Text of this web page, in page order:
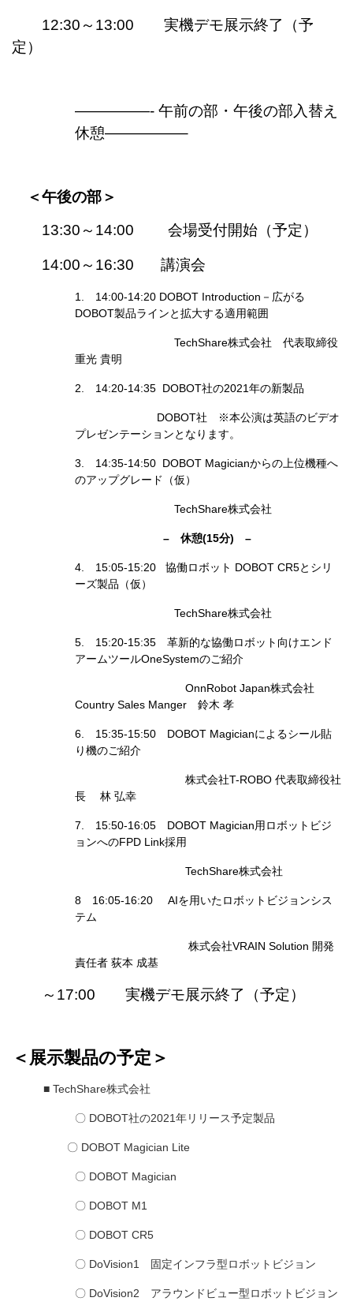
12:30～13:00 実機デモ展示終了（予
定）
—————- 午前の部・午後の部入替え
休憩—————–
＜午後の部＞
13:30～14:00 会場受付開始（予定）
14:00～16:30 講演会
1. 14:00-14:20 DOBOT Introduction－広がる
DOBOT製品ラインと拡大する適用範囲
TechShare株式会社 代表取締役
重光 貴明
2. 14:20-14:35 DOBOT社の2021年の新製品
DOBOT社 ※本公演は英語のビデオ
プレゼンテーションとなります。
3. 14:35-14:50 DOBOT Magicianからの上位機種へ
のアップグレード（仮）
TechShare株式会社
– 休憩(15分) –
4. 15:05-15:20 協働ロボット DOBOT CR5とシリ
ーズ製品（仮）
TechShare株式会社
5. 15:20-15:35 革新的な協働ロボット向けエンド
アームツールOneSystemのご紹介
OnnRobot Japan株式会社
Country Sales Manger 鈴木 孝
6. 15:35-15:50 DOBOT Magicianによるシール貼
り機のご紹介
株式会社T-ROBO 代表取締役社
長 林 弘幸
7. 15:50-16:05 DOBOT Magician用ロボットビジ
ョンへのFPD Link採用
TechShare株式会社
8 16:05-16:20 AIを用いたロボットビジョンシス
テム
株式会社VRAIN Solution 開発
責任者 荻本 成基
～17:00 実機デモ展示終了（予定）
＜展示製品の予定＞
■ TechShare株式会社
〇 DOBOT社の2021年リリース予定製品
〇 DOBOT Magician Lite
〇 DOBOT Magician
〇 DOBOT M1
〇 DOBOT CR5
〇 DoVision1 固定インフラ型ロボットビジョン
〇 DoVision2 アラウンドビュー型ロボットビジョン